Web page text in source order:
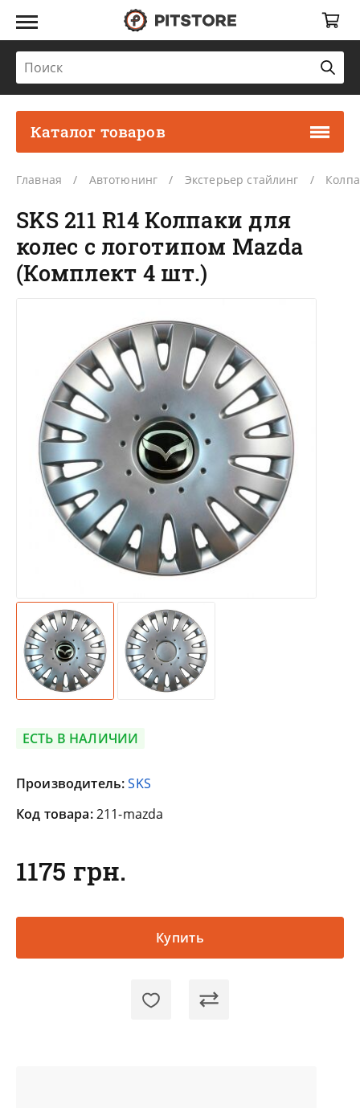
Каталог товаров
Главная Автотюнинг Экстерьер стайлинг
SKS 211 R14 Колпаки для
колес с логотипом Mazda
(Комплект 4 шт.)
ЕСТЬ В НАЛИЧИИ
Производитель:SKS
Код товара:211-mazda
1175 грн.
Купить